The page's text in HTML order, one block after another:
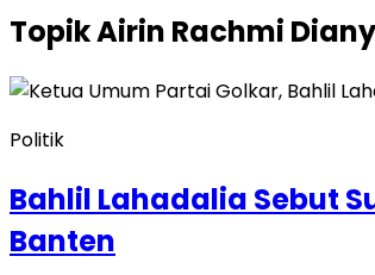
TopikAirin Rachmi Diany
Politik
Bahlil Lahadalia Sebut
Banten